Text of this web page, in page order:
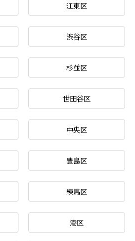
江東区
渋谷区
杉並区
世田谷区
中央区
豊島区
練馬区
港区